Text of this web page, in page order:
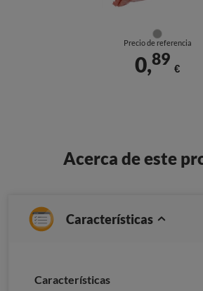
Precio de referencia
0,89
€
Acerca de este
Características
Características